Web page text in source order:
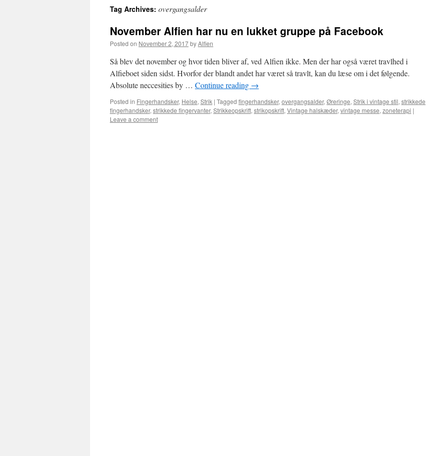
Tag Archives: overgangsalder
November Alfien har nu en lukket gruppe på Facebook
Posted on November 2, 2017byAlfien
Så blev det november og hvor tiden bliver af, ved Alfien ikke. Men der har også været travlhed i
Alfieboet siden sidst. Hvorfor der blandt andet har været så travlt, kan du læse om i det følgende.
Absolute neccesities by … Continue reading →
Posted in Fingerhandsker, Helse, Strik | Tagged fingerhandsker, overgangsalder, Øreringe, Strik i vintage stil, strikkede
fingerhandsker, strikkede fingervanter, Strikkeopskrift, strikopskrift, Vintage halskæder, vintage messe, zoneterapi |
Leave a comment